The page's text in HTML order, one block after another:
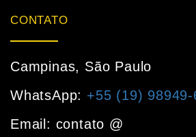
CONTATO
Campinas, São Paulo
WhatsApp: +55 (19) 98949-
Email: contato @